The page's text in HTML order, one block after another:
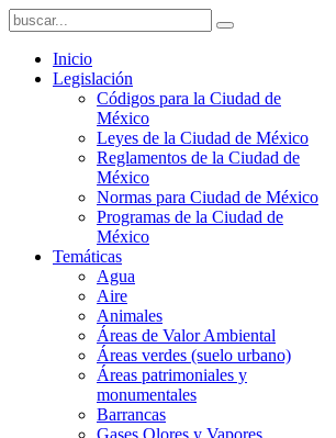
Inicio
Legislación
Códigos para la Ciudad de
México
Leyes de la Ciudad de México
Reglamentos de la Ciudad de
México
Normas para Ciudad de México
Programas de la Ciudad de
México
Temáticas
Agua
Aire
Animales
Áreas de Valor Ambiental
Áreas verdes (suelo urbano)
Áreas patrimoniales y
monumentales
Barrancas
Gases Olores y Vapores